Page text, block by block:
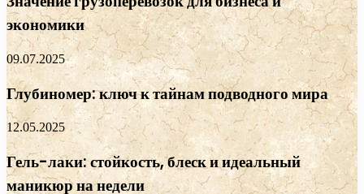
экономики
09.07.2025
Глубиномер: ключ к тайнам подводного мира
12.05.2025
Гель-лаки: стойкость, блеск и идеальный
маникюр на недели